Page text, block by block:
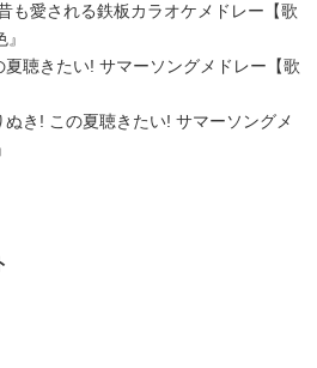
も愛される鉄板カラオケメドレー【歌
』
夏聴きたい! サマーソングメドレー【歌
ぬき! この夏聴きたい! サマーソングメ